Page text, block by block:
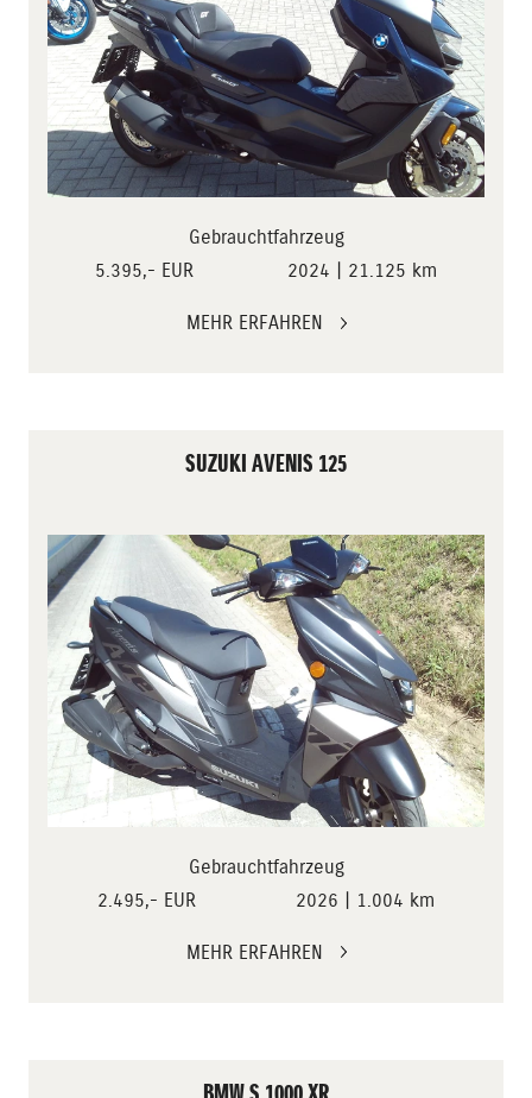
Gebrauchtfahrzeug
5.395,- EUR
2024 | 21.125 km
MEHR ERFAHREN
SUZUKI AVENIS 125
Gebrauchtfahrzeug
2.495,- EUR
2026 | 1.004 km
MEHR ERFAHREN